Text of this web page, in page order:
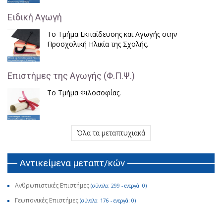
Ειδική Αγωγή
Το Τμήμα Εκπαίδευσης και Αγωγής στην
Προσχολική Ηλικία της Σχολής.
Επιστήμες της Αγωγής (Φ.Π.Ψ.)
Το Τμήμα Φιλοσοφίας.
Όλα τα μεταπτυχιακά
Αντικείμενα μεταπτ/κών
Ανθρωπιστικές Επιστήμες (σύνολο: 299 - ενεργά: 0)
Γεωπονικές Επιστήμες (σύνολο: 176 - ενεργά: 0)